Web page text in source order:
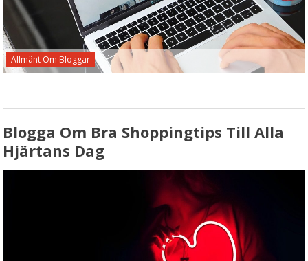
Allmänt Om Bloggar
Blogga Om Bra Shoppingtips Till Alla
Hjärtans Dag